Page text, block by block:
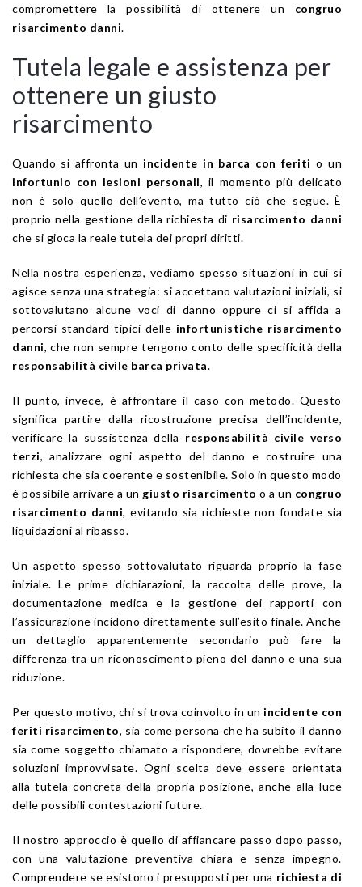
compromettere la possibilità di ottenere un congruo
risarcimento danni.
Tutela legale e assistenza per
ottenere un giusto
risarcimento
Quando si affronta un incidente in barca con feriti o un
infortunio con lesioni personali, il momento più delicato
non è solo quello dell’evento, ma tutto ciò che segue. È
proprio nella gestione della richiesta di risarcimento danni
che si gioca la reale tutela dei propri diritti.
Nella nostra esperienza, vediamo spesso situazioni in cui si
agisce senza una strategia: si accettano valutazioni iniziali, si
sottovalutano alcune voci di danno oppure ci si affida a
percorsi standard tipici delle infortunistiche risarcimento
danni, che non sempre tengono conto delle specificità della
responsabilità civile barca privata.
Il punto, invece, è affrontare il caso con metodo. Questo
significa partire dalla ricostruzione precisa dell’incidente,
verificare la sussistenza della responsabilità civile verso
terzi, analizzare ogni aspetto del danno e costruire una
richiesta che sia coerente e sostenibile. Solo in questo modo
è possibile arrivare a un giusto risarcimento o a un congruo
risarcimento danni, evitando sia richieste non fondate sia
liquidazioni al ribasso.
Un aspetto spesso sottovalutato riguarda proprio la fase
iniziale. Le prime dichiarazioni, la raccolta delle prove, la
documentazione medica e la gestione dei rapporti con
l’assicurazione incidono direttamente sull’esito finale. Anche
un dettaglio apparentemente secondario può fare la
differenza tra un riconoscimento pieno del danno e una sua
riduzione.
Per questo motivo, chi si trova coinvolto in un incidente con
feriti risarcimento, sia come persona che ha subito il danno
sia come soggetto chiamato a rispondere, dovrebbe evitare
soluzioni improvvisate. Ogni scelta deve essere orientata
alla tutela concreta della propria posizione, anche alla luce
delle possibili contestazioni future.
Il nostro approccio è quello di affiancare passo dopo passo,
con una valutazione preventiva chiara e senza impegno.
Comprendere se esistono i presupposti per una richiesta di